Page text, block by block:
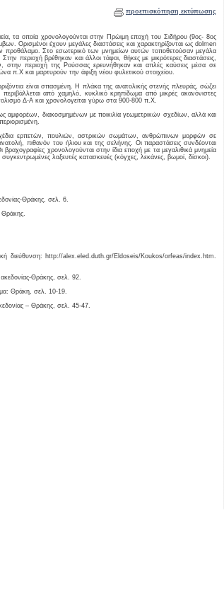
προεπισκόπηση εκτύπωσης
τα οποία χρονολογούνται στην Πρώιμη εποχή του Σιδήρου (9ος- 8ος
Ορισμένοι έχουν μεγάλες διαστάσεις και χαρακτηρίζονται ως dolmen
προθάλαμο. Στο εσωτερικό των μνημείων αυτών τοποθετούσαν μεγάλα
περιοχή βρέθηκαν και άλλοι τάφοι, θήκες με μικρότερες διαστάσεις,
στην περιοχή της Ρούσσας ερευνήθηκαν και απλές καύσεις μέσα σε
π.Χ και μαρτυρούν την άφιξη νέου φυλετικού στοιχείου.
είναι σπασμένη. Η πλάκα της ανατολικής στενής πλευράς, σώζει
από χαμηλό, κυκλικό κρηπίδωμα από μικρές ακανόνιστες
Δ-Α και χρονολογείται γύρω στα 900-800 π.Χ.
αμφορέων, διακοσμημένων με ποικιλία γεωμετρικών σχεδίων, αλλά και
ερπετών, πουλιών, αστρικών σωμάτων, ανθρώπινων μορφών σε
πιθανόν του ήλιου και της σελήνης. Οι παραστάσεις συνδέονται
χρονολογούνται στην ίδια εποχή με τα μεγαλιθικά μνημεία
λαξευτές κατασκευές (κόγχες, λεκάνες, βωμοί, δίσκοι).
Θράκης, σελ. 6.
Θράκης.
διεύθυνση: http://alex.eled.duth.gr/Eldoseis/Koukos/orfeas/index.htm.
Θράκης, σελ. 92.
Θράκη, σελ. 10-19.
– Θράκης, σελ. 45-47.